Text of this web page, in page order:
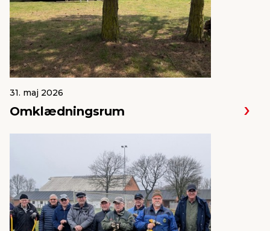
31. maj 2026
Omklædningsrum